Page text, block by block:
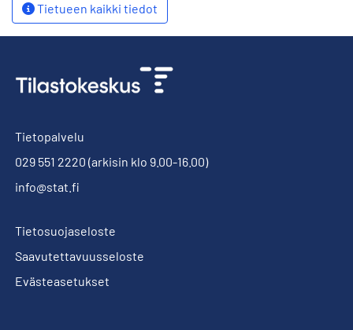
Tietueen kaikki tiedot
Tietopalvelu
029 551 2220 (arkisin klo 9.00-16.00)
info@stat.fi
Tietosuojaseloste
Saavutettavuusseloste
Evästeasetukset